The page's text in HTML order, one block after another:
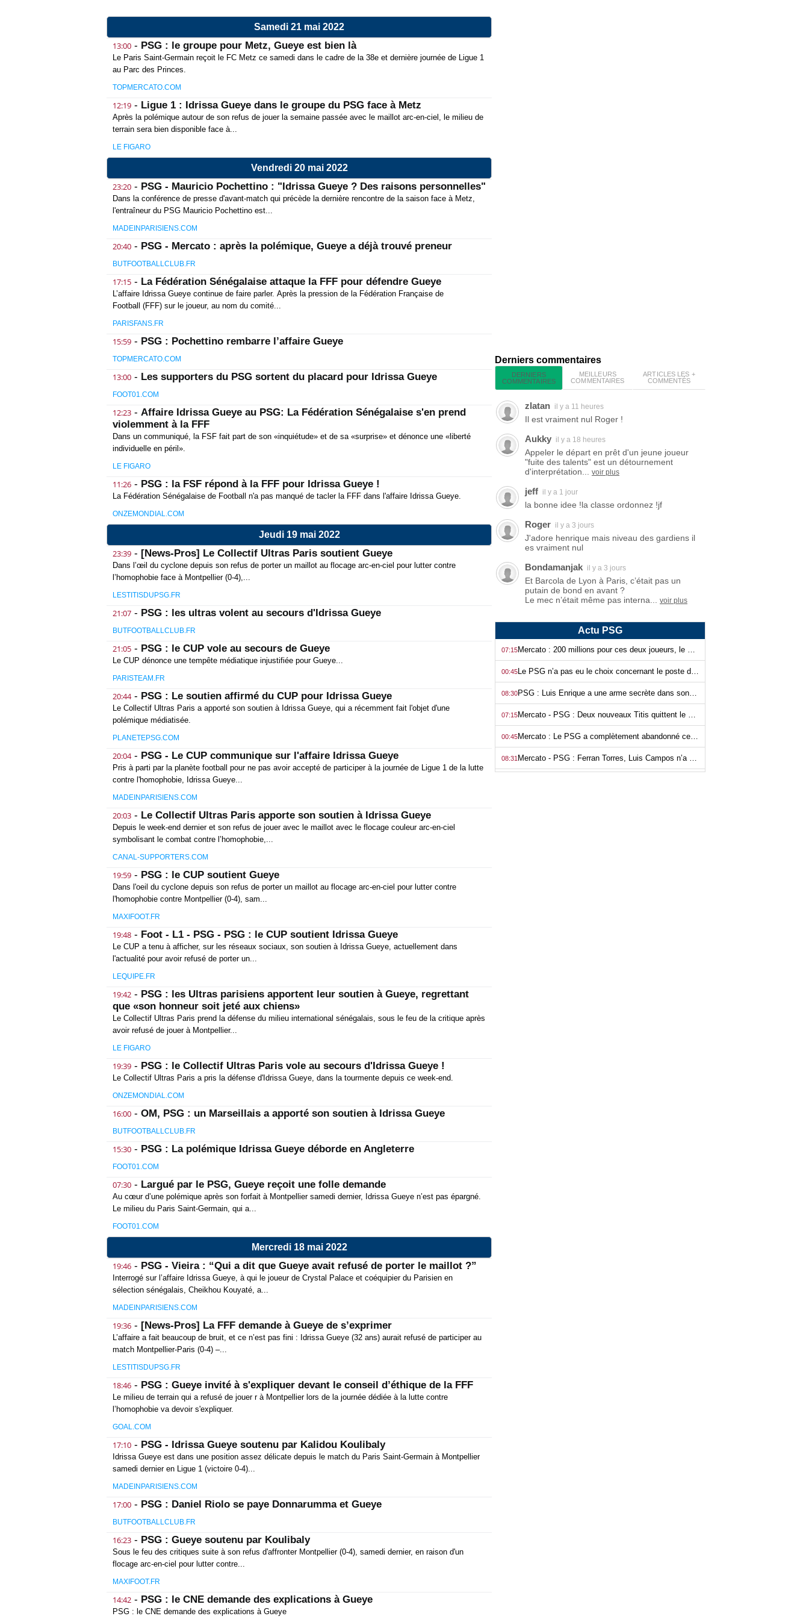
Samedi 21 mai 2022
13:00 - PSG : le groupe pour Metz, Gueye est bien là
Le Paris Saint-Germain reçoit le FC Metz ce samedi dans le cadre de la 38e et dernière journée de Ligue 1
au Parc des Princes.
TOPMERCATO.COM
12:19 - Ligue 1 : Idrissa Gueye dans le groupe du PSG face à Metz
Après la polémique autour de son refus de jouer la semaine passée avec le maillot arc-en-ciel, le milieu de
terrain sera bien disponible face à...
LE FIGARO
Vendredi 20 mai 2022
23:20 - PSG - Mauricio Pochettino : "Idrissa Gueye ? Des raisons personnelles"
Dans la conférence de presse d'avant-match qui précède la dernière rencontre de la saison face à Metz,
l'entraîneur du PSG Mauricio Pochettino est...
MADEINPARISIENS.COM
20:40 - PSG - Mercato : après la polémique, Gueye a déjà trouvé preneur
BUTFOOTBALLCLUB.FR
17:15 - La Fédération Sénégalaise attaque la FFF pour défendre Gueye
L’affaire Idrissa Gueye continue de faire parler. Après la pression de la Fédération Française de
Football (FFF) sur le joueur, au nom du comité...
PARISFANS.FR
15:59 - PSG : Pochettino rembarre l’affaire Gueye
TOPMERCATO.COM
13:00 - Les supporters du PSG sortent du placard pour Idrissa Gueye
FOOT01.COM
12:23 - Affaire Idrissa Gueye au PSG: La Fédération Sénégalaise s'en prend
violemment à la FFF
Dans un communiqué, la FSF fait part de son «inquiétude» et de sa «surprise» et dénonce une «liberté
individuelle en péril».
LE FIGARO
11:26 - PSG : la FSF répond à la FFF pour Idrissa Gueye !
La Fédération Sénégalaise de Football n'a pas manqué de tacler la FFF dans l'affaire Idrissa Gueye.
ONZEMONDIAL.COM
Jeudi 19 mai 2022
23:39 - [News-Pros] Le Collectif Ultras Paris soutient Gueye
Dans l’œil du cyclone depuis son refus de porter un maillot au flocage arc-en-ciel pour lutter contre
l’homophobie face à Montpellier (0-4),...
LESTITISDUPSG.FR
21:07 - PSG : les ultras volent au secours d'Idrissa Gueye
BUTFOOTBALLCLUB.FR
21:05 - PSG : le CUP vole au secours de Gueye
Le CUP dénonce une tempête médiatique injustifiée pour Gueye...
PARISTEAM.FR
20:44- PSG : Le soutien affirmé du CUP pour Idrissa Gueye
Le Collectif Ultras Paris a apporté son soutien à Idrissa Gueye, qui a récemment fait l'objet d'une
polémique médiatisée.
PLANETEPSG.COM
20:04- PSG - Le CUP communique sur l'affaire Idrissa Gueye
Pris à parti par la planète football pour ne pas avoir accepté de participer à la journée de Ligue 1 de la lutte
contre l'homophobie, Idrissa Gueye...
MADEINPARISIENS.COM
20:03 - Le Collectif Ultras Paris apporte son soutien à Idrissa Gueye
Depuis le week-end dernier et son refus de jouer avec le maillot avec le flocage couleur arc-en-ciel
symbolisant le combat contre l’homophobie,...
CANAL-SUPPORTERS.COM
19:59 - PSG : le CUP soutient Gueye
Dans l'oeil du cyclone depuis son refus de porter un maillot au flocage arc-en-ciel pour lutter contre
l'homophobie contre Montpellier (0-4), sam...
MAXIFOOT.FR
19:48 - Foot - L1 - PSG - PSG : le CUP soutient Idrissa Gueye
Le CUP a tenu à afficher, sur les réseaux sociaux, son soutien à Idrissa Gueye, actuellement dans
l'actualité pour avoir refusé de porter un...
LEQUIPE.FR
19:42 - PSG : les Ultras parisiens apportent leur soutien à Gueye, regrettant
que «son honneur soit jeté aux chiens»
Le Collectif Ultras Paris prend la défense du milieu international sénégalais, sous le feu de la critique après
avoir refusé de jouer à Montpellier...
LE FIGARO
19:39 - PSG : le Collectif Ultras Paris vole au secours d'Idrissa Gueye !
Le Collectif Ultras Paris a pris la défense d'Idrissa Gueye, dans la tourmente depuis ce week-end.
ONZEMONDIAL.COM
16:00 - OM, PSG : un Marseillais a apporté son soutien à Idrissa Gueye
BUTFOOTBALLCLUB.FR
15:30 - PSG : La polémique Idrissa Gueye déborde en Angleterre
FOOT01.COM
07:30 - Largué par le PSG, Gueye reçoit une folle demande
Au cœur d’une polémique après son forfait à Montpellier samedi dernier, Idrissa Gueye n’est pas épargné.
Le milieu du Paris Saint-Germain, qui a...
FOOT01.COM
Mercredi 18 mai 2022
19:46 - PSG - Vieira : “Qui a dit que Gueye avait refusé de porter le maillot ?”
Interrogé sur l’affaire Idrissa Gueye, à qui le joueur de Crystal Palace et coéquipier du Parisien en
sélection sénégalais, Cheikhou Kouyaté, a...
MADEINPARISIENS.COM
19:36 - [News-Pros] La FFF demande à Gueye de s’exprimer
L’affaire a fait beaucoup de bruit, et ce n’est pas fini : Idrissa Gueye (32 ans) aurait refusé de participer au
match Montpellier-Paris (0-4) –...
LESTITISDUPSG.FR
18:46 - PSG : Gueye invité à s'expliquer devant le conseil d’éthique de la FFF
Le milieu de terrain qui a refusé de jouer r à Montpellier lors de la journée dédiée à la lutte contre
l’homophobie va devoir s'expliquer.
GOAL.COM
17:10 - PSG - Idrissa Gueye soutenu par Kalidou Koulibaly
Idrissa Gueye est dans une position assez délicate depuis le match du Paris Saint-Germain à Montpellier
samedi dernier en Ligue 1 (victoire 0-4)...
MADEINPARISIENS.COM
17:00 - PSG : Daniel Riolo se paye Donnarumma et Gueye
BUTFOOTBALLCLUB.FR
16:23 - PSG : Gueye soutenu par Koulibaly
Sous le feu des critiques suite à son refus d'affronter Montpellier (0-4), samedi dernier, en raison d'un
flocage arc-en-ciel pour lutter contre...
MAXIFOOT.FR
14:42 - PSG : le CNE demande des explications à Gueye
PSG : le CNE demande des explications à Gueye
Derniers commentaires
DERNIERS
COMMENTAIRES
MEILLEURS
COMMENTAIRES
ARTICLES LES +
COMMENTÉS
zlatan il y a 11 heures
Il est vraiment nul Roger !
Aukky il y a 18 heures
Appeler le départ en prêt d'un jeune joueur
"fuite des talents" est un détournement
d'interprétation...
voir plus
jeff il y a 1 jour
la bonne idee !la classe ordonnez !jf
Roger il y a 3 jours
J'adore henrique mais niveau des gardiens il
es vraiment nul
Bondamanjak il y a 3 jours
Et Barcola de Lyon à Paris, c’était pas un
putain de bond en avant ?
Le mec n’était même pas interna...
voir plus
Actu PSG
07:15 Mercato : 200 millions pour ces deux joueurs, le PSG signe de suite !
00:45 Le PSG n’a pas eu le choix concernant le poste de gardien de but…
08:30 PSG : Luis Enrique a une arme secrète dans son sac !
07:15 Mercato - PSG : Deux nouveaux Titis quittent le navire
00:45 Mercato : Le PSG a complètement abandonné cette piste…
08:31 Mercato - PSG : Ferran Torres, Luis Campos n’a plus les cartes en main…